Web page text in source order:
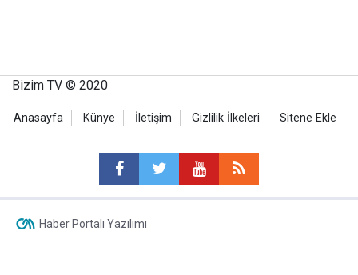
Bizim TV © 2020
Anasayfa Künye İletişim Gizlilik İlkeleri Sitene Ekle
Haber Portalı Yazılımı